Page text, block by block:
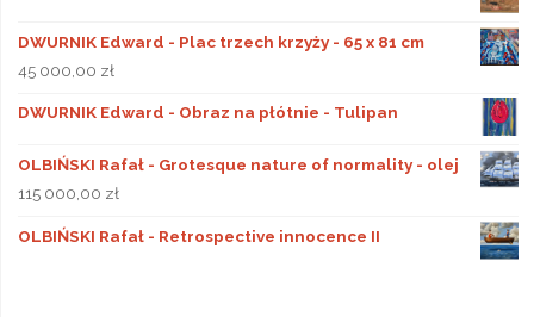
DWURNIK Edward - Plac trzech krzyży - 65 x 81 cm
45 000,00 zł
DWURNIK Edward - Obraz na płótnie - Tulipan
OLBIŃSKI Rafał - Grotesque nature of normality - olej
115 000,00 zł
OLBIŃSKI Rafał - Retrospective innocence II